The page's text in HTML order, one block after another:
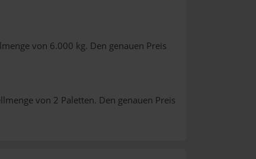
von 6.000 kg. Den genauen Preis
von 2 Paletten. Den genauen Preis